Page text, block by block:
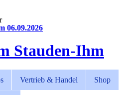
06.09.2026
Stauden-Ihm
Vertrieb & Handel Shop